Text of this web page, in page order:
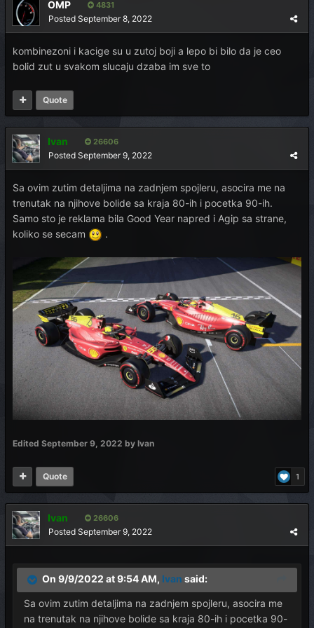
OMP 4831
Posted September 8, 2022
kombinezoni i kacige su u zutoj boji a lepo bi bilo da je ceo
bolid zut u svakom slucaju dzaba im sve to
Quote
Ivan 26606
Posted September 9, 2022
Sa ovim zutim detaljima na zadnjem spojleru, asocira me na
trenutak na njihove bolide sa kraja 80-ih i pocetka 90-ih.
Samo sto je reklama bila Good Year napred i Agip sa strane,
koliko se secam
.
Edited September 9, 2022 by Ivan
1
Quote
Ivan 26606
Posted September 9, 2022
On 9/9/2022 at 9:54 AM, Ivan said:
Sa ovim zutim detaljima na zadnjem spojleru, asocira me
na trenutak na njihove bolide sa kraja 80-ih i pocetka 90-